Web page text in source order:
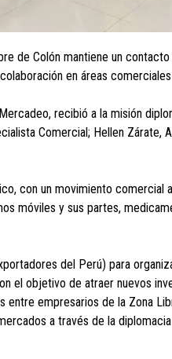
de Colón mantiene un
en áreas
recibió a la misión
Comercial; Hellen
con un movimiento
móviles y sus partes,
del Perú) para
el objetivo de atraer nuevos
empresarios de la Zona
a través de la